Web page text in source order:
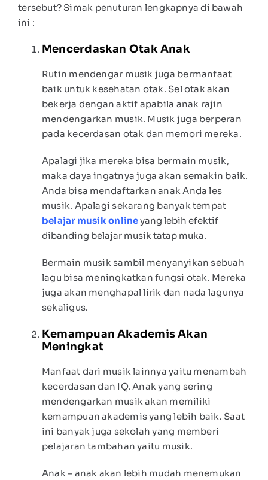
tersebut? Simak penuturan lengkapnya di bawah
ini :
Mencerdaskan Otak Anak
Rutin mendengar musik juga bermanfaat
baik untuk kesehatan otak. Sel otak akan
bekerja dengan aktif apabila anak rajin
mendengarkan musik. Musik juga berperan
pada kecerdasan otak dan memori mereka.
Apalagi jika mereka bisa bermain musik,
maka daya ingatnya juga akan semakin baik.
Anda bisa mendaftarkan anak Anda les
musik. Apalagi sekarang banyak tempat
belajar musik onlineyang lebih efektif
dibanding belajar musik tatap muka.
Bermain musik sambil menyanyikan sebuah
lagu bisa meningkatkan fungsi otak. Mereka
juga akan menghapal lirik dan nada lagunya
sekaligus.
Kemampuan Akademis Akan
Meningkat
Manfaat dari musik lainnya yaitu menambah
kecerdasan dan IQ. Anak yang sering
mendengarkan musik akan memiliki
kemampuan akademis yang lebih baik. Saat
ini banyak juga sekolah yang memberi
pelajaran tambahan yaitu musik.
Anak – anak akan lebih mudah menemukan